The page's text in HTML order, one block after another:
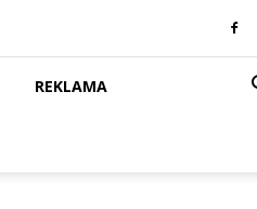
REKLAMA